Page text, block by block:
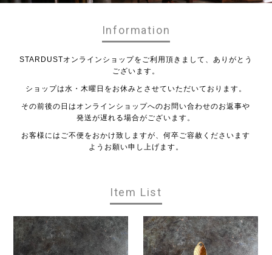
Information
STARDUSTオンラインショップをご利用頂きまして、ありがとう
ございます。
ショップは水・木曜日をお休みとさせていただいております。
その前後の日はオンラインショップへのお問い合わせのお返事や
発送が遅れる場合がございます。
お客様にはご不便をおかけ致しますが、何卒ご容赦くださいます
ようお願い申し上げます。
Item List